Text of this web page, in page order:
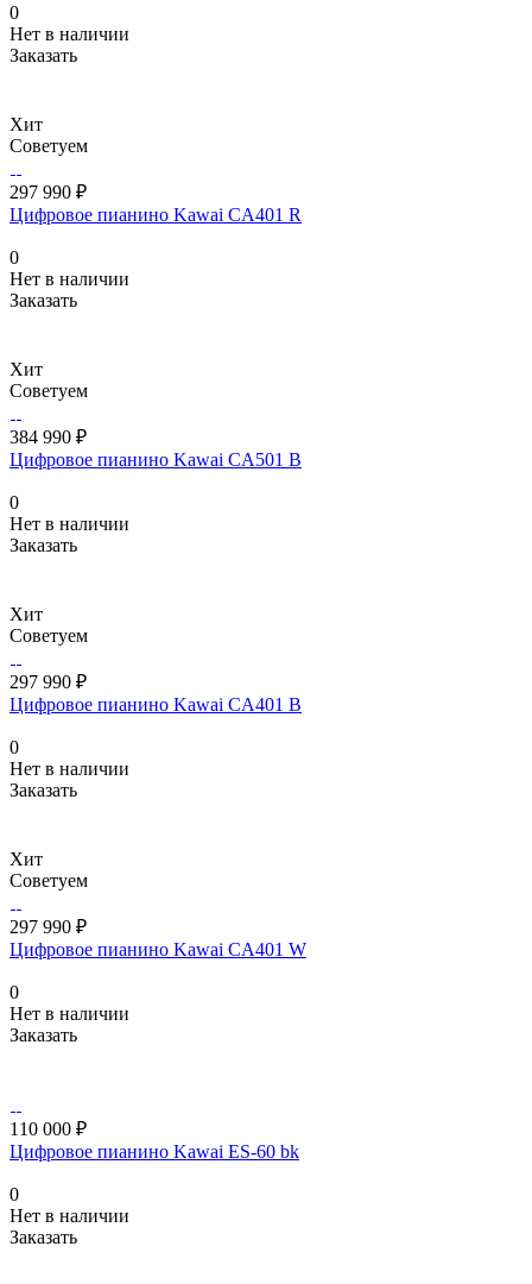
0
Нет в наличии
Заказать
Хит
Советуем
297 990 ₽
Цифровое пианино Kawai CA401 R
0
Нет в наличии
Заказать
Хит
Советуем
384 990 ₽
Цифровое пианино Kawai CA501 B
0
Нет в наличии
Заказать
Хит
Советуем
297 990 ₽
Цифровое пианино Kawai CA401 B
0
Нет в наличии
Заказать
Хит
Советуем
297 990 ₽
Цифровое пианино Kawai CA401 W
0
Нет в наличии
Заказать
110 000 ₽
Цифровое пианино Kawai ES-60 bk
0
Нет в наличии
Заказать